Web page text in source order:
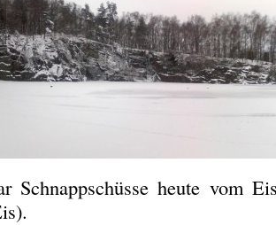
Schnappschüsse heute vom